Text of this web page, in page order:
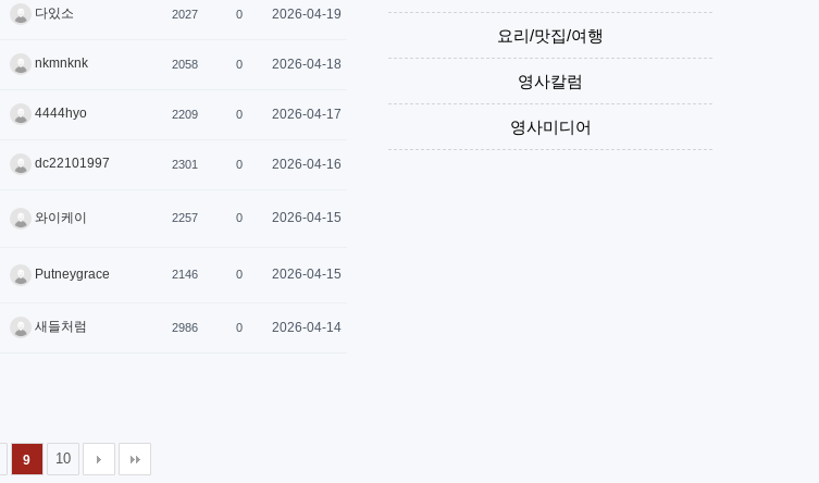
다있소 2027 0 2026-04-19
nkmnknk 2058 0 2026-04-18
4444hyo 2209 0 2026-04-17
dc22101997 2301 0 2026-04-16
와이케이 2257 0 2026-04-15
Putneygrace 2146 0 2026-04-15
새들처럼 2986 0 2026-04-14
9 10
요리/맛집/여행
영사칼럼
영사미디어